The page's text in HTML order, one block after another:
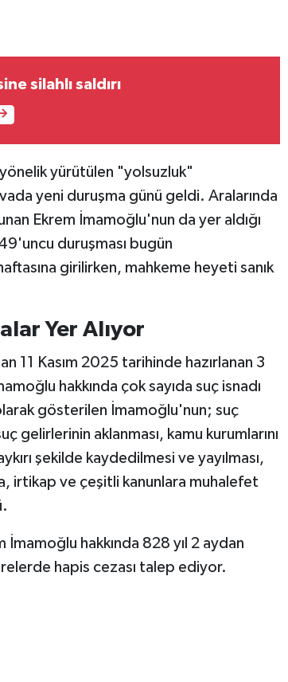
silahlı saldırı
yürütülen "yolsuzluk"
yeni duruşma günü geldi. Aralarında
Ekrem İmamoğlu'nun da yer aldığı
duruşması bugün
girilirken, mahkeme heyeti sanık
Yer Alıyor
11 Kasım 2025 tarihinde hazırlanan 3
hakkında çok sayıda suç isnadı
gösterilen İmamoğlu'nun; suç
gelirlerinin aklanması, kamu kurumlarını
şekilde kaydedilmesi ve yayılması,
irtikap ve çeşitli kanunlara muhalefet
İmamoğlu hakkında 828 yıl 2 aydan
hapis cezası talep ediyor.